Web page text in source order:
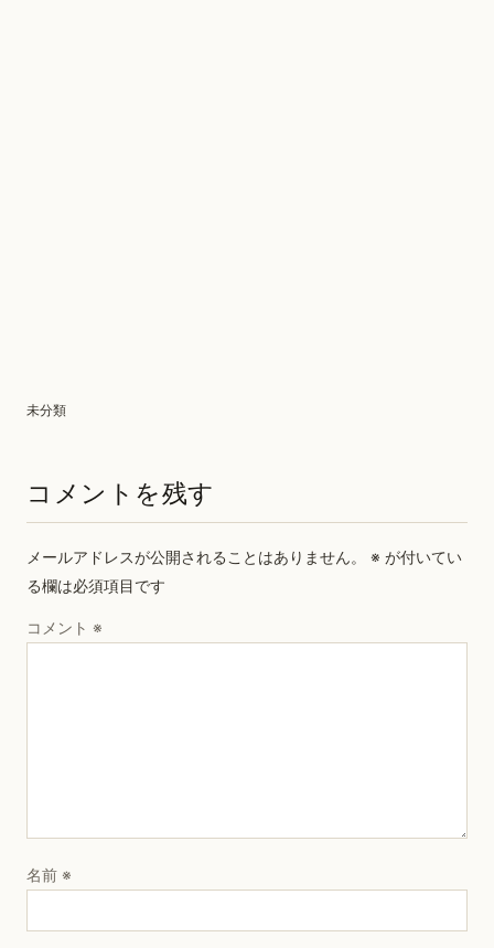
未分類
コメントを残す
メールアドレスが公開されることはありません。 ※ が付いてい
る欄は必須項目です
コメント ※
名前 ※